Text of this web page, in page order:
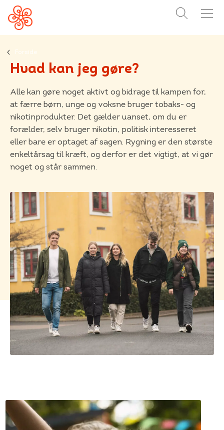
Forside
Hvad kan jeg gøre?
Alle kan gøre noget aktivt og bidrage til kampen for,
at færre børn, unge og voksne bruger tobaks- og
nikotinprodukter. Det gælder uanset, om du er
forælder, selv bruger nikotin, politisk interesseret
eller bare er optaget af sagen. Rygning er den største
enkeltårsag til kræft, og derfor er det vigtigt, at vi gør
noget og står sammen.